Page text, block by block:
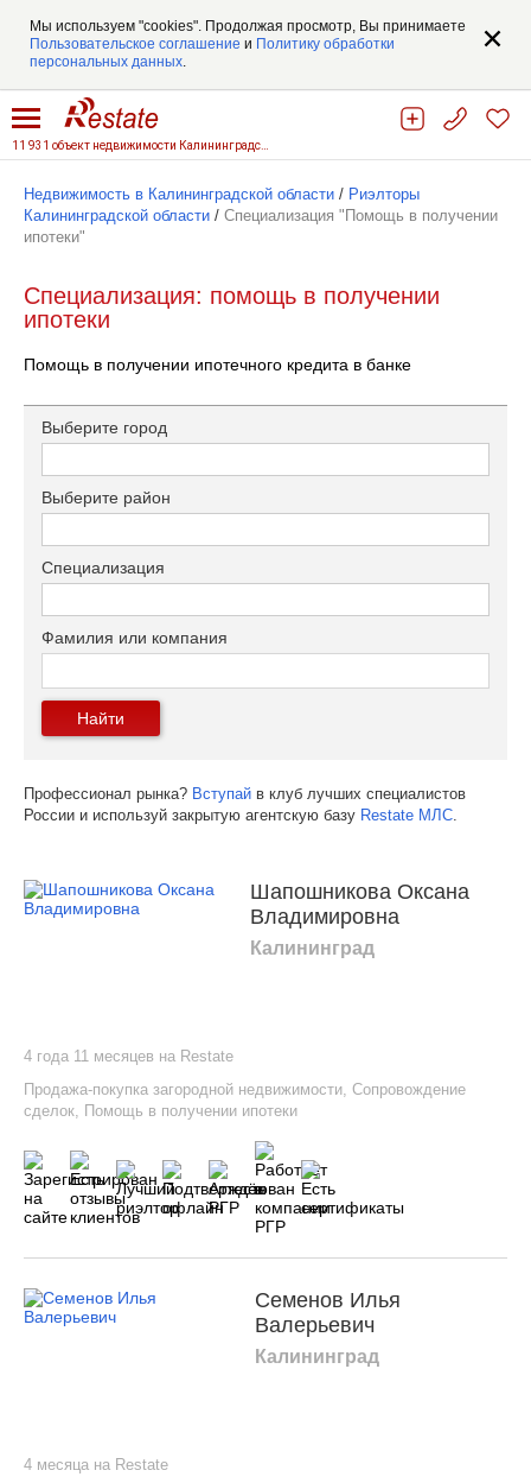
Мы используем "cookies". Продолжая просмотр, Вы принимаете
Пользовательское соглашение и Политику обработки
персональных данных.
Недвижимость в Калининградской области / Риэлторы
Калининградской области / Специализация "Помощь в получении
ипотеки"
Специализация: помощь в получении
ипотеки
Помощь в получении ипотечного кредита в банке
Выберите город
Выберите район
Специализация
Фамилия или компания
Найти
Профессионал рынка? Вступай в клуб лучших специалистов
России и используй закрытую агентскую базу Restate МЛС.
Шапошникова Оксана
Владимировна
Калининград
4 года 11 месяцев на Restate
Продажа-покупка загородной недвижимости, Сопровождение
сделок, Помощь в получении ипотеки
Семенов Илья
Валерьевич
Калининград
4 месяца на Restate